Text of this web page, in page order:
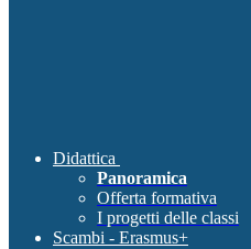
Didattica
Panoramica
Offerta formativa
I progetti delle classi
Scambi - Erasmus+